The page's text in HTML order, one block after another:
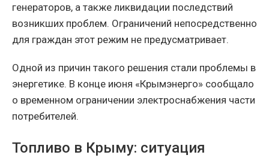
генераторов, а также ликвидации последствий
возникших проблем. Ограничений непосредственно
для граждан этот режим не предусматривает.
Одной из причин такого решения стали проблемы в
энергетике. В конце июня «Крымэнерго» сообщало
о временном ограничении электроснабжения части
потребителей.
Топливо в Крыму: ситуация